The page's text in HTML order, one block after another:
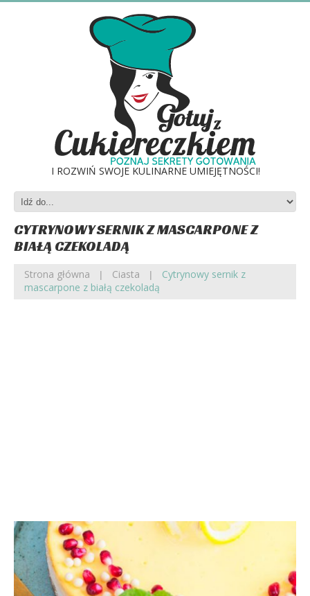
I ROZWIŃ SWOJE KULINARNE UMIEJĘTNOŚCI!
CYTRYNOWY SERNIK Z MASCARPONE Z
BIAŁĄ CZEKOLADĄ
Strona główna Ciasta
Cytrynowy sernik z
mascarpone z białą czekoladą